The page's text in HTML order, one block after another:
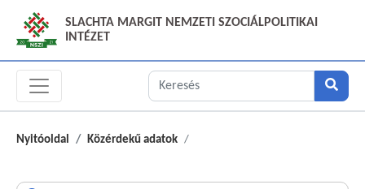
SLACHTA MARGIT NEMZETI SZOCIÁLPOLITIKAI
INTÉZET
Nyitóoldal Közérdekű adatok